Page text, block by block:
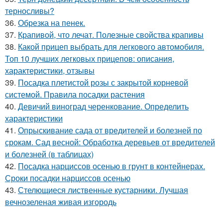
терносливы?
36. Обрезка на пенек.
37. Крапивой, что лечат. Полезные свойства крапивы
38. Какой прицеп выбрать для легкового автомобиля.
Топ 10 лучших легковых прицепов: описания,
характеристики, отзывы
39. Посадка плетистой розы с закрытой корневой
системой. Правила посадки растения
40. Девичий виноград черенкование. Определить
характеристики
41. Опрыскивание сада от вредителей и болезней по
срокам. Сад весной: Обработка деревьев от вредителей
и болезней (в таблицах)
42. Посадка нарциссов осенью в грунт в контейнерах.
Сроки посадки нарциссов осенью
43. Стелющиеся лиственные кустарники. Лучшая
вечнозеленая живая изгородь